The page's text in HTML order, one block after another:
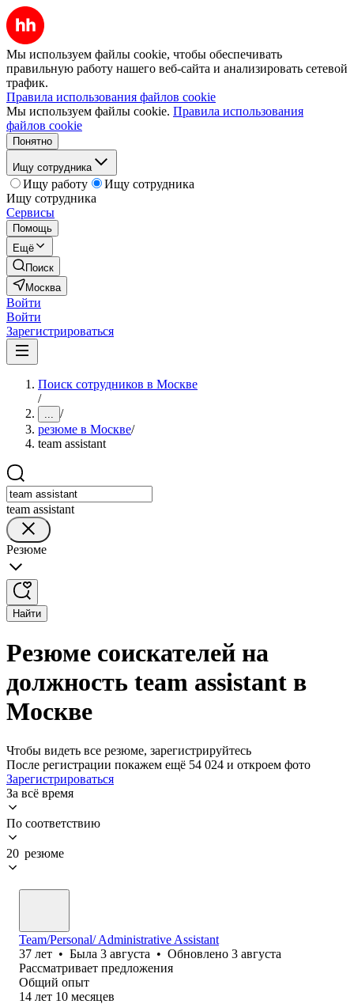
Мы используем файлы cookie, чтобы обеспечивать
правильную работу нашего веб-сайта и анализировать сетевой
трафик.
Правила использования файлов cookie
Мы используем файлы cookie. Правила использования
файлов cookie
Понятно
Ищу сотрудника
Ищу работу
Ищу сотрудника
Ищу сотрудника
Сервисы
Помощь
Ещё
Поиск
Москва
Войти
Войти
Зарегистрироваться
Поиск сотрудников в Москве
/
... /
резюме в Москве/
team assistant
team assistant
Резюме
Найти
Резюме соискателей на
должность team assistant в
Москве
Чтобы видеть все резюме, зарегистрируйтесь
После регистрации покажем ещё 54 024 и откроем фото
Зарегистрироваться
За всё время
По соответствию
20 резюме
Team/Personal/ Administrative Assistant
37 лет • Была 3 августа • Обновлено 3 августа
Рассматривает предложения
Общий опыт
14 лет 10 месяцев